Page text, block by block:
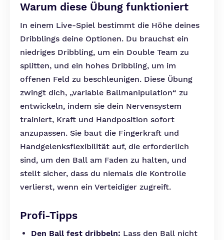
Warum diese Übung funktioniert
In einem Live-Spiel bestimmt die Höhe deines
Dribblings deine Optionen. Du brauchst ein
niedriges Dribbling, um ein Double Team zu
splitten, und ein hohes Dribbling, um im
offenen Feld zu beschleunigen. Diese Übung
zwingt dich, „variable Ballmanipulation“ zu
entwickeln, indem sie dein Nervensystem
trainiert, Kraft und Handposition sofort
anzupassen. Sie baut die Fingerkraft und
Handgelenksflexibilität auf, die erforderlich
sind, um den Ball am Faden zu halten, und
stellt sicher, dass du niemals die Kontrolle
verlierst, wenn ein Verteidiger zugreift.
Profi-Tipps
Den Ball fest dribbeln: Lass den Ball nicht